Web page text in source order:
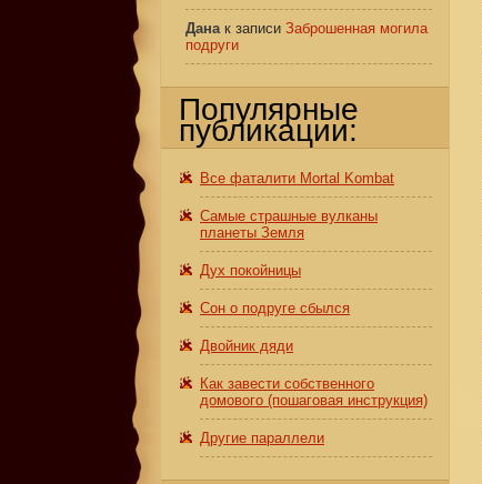
Данак записи Заброшенная могила
подруги
Популярные
публикации:
Все фаталити Mortal Kombat
Самые страшные вулканы
планеты Земля
Дух покойницы
Сон о подруге сбылся
Двойник дяди
Как завести собственного
домового (пошаговая инструкция)
Другие параллели